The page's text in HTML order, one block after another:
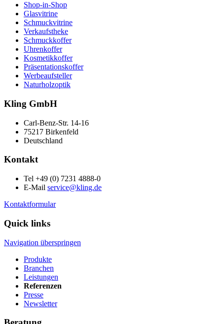
Shop-in-Shop
Glasvitrine
Schmuckvitrine
Verkaufstheke
Schmuckkoffer
Uhrenkoffer
Kosmetikkoffer
Präsentationskoffer
Werbeaufsteller
Naturholzoptik
Kling GmbH
Carl-Benz-Str. 14-16
75217 Birkenfeld
Deutschland
Kontakt
Tel +49 (0) 7231 4888-0
E-Mail service@kling.de
Kontaktformular
Quick links
Navigation überspringen
Produkte
Branchen
Leistungen
Referenzen
Presse
Newsletter